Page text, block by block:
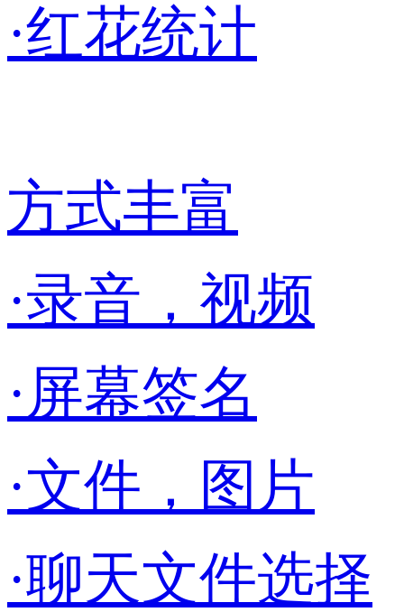
·红花统计
方式丰富
·录音，视频
·屏幕签名
·文件，图片
·聊天文件选择